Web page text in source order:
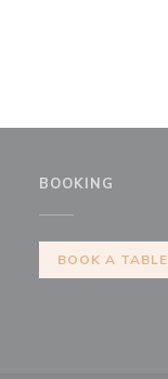
BOOKING
BOOK A TABLE